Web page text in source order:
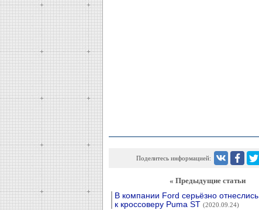
Поделитесь информацией:
« Предыдущие статьи
В компании Ford серьёзно отнеслись
к кроссоверу Puma ST (2020.09.24)